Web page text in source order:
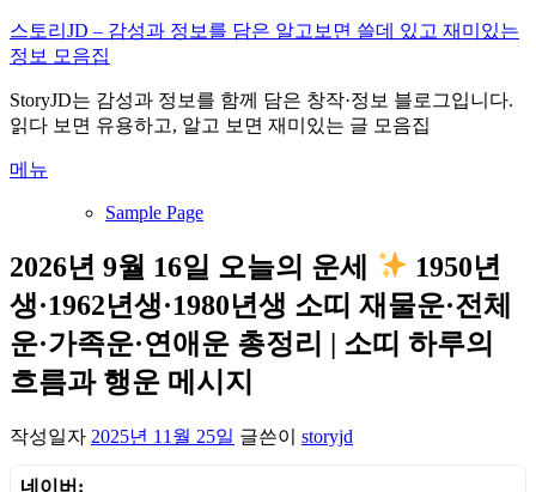
내
용
로
바
가
스토리JD – 감성과 정보를 담은 알고보면 쓸데 있고 재미있는
정보 모음집
StoryJD는 감성과 정보를 함께 담은 창작·정보 블로그입니다.
읽다 보면 유용하고, 알고 보면 재미있는 글 모음집
메뉴
Sample Page
2026년 9월 16일 오늘의 운세
1950년
생·1962년생·1980년생 소띠 재물운·전체
운·가족운·연애운 총정리 | 소띠 하루의
흐름과 행운 메시지
작성일자 2025년 11월 25일 글쓴이 storyjd
네이버: